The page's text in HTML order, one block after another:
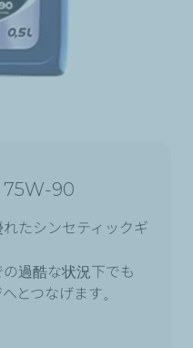
75W-90
たシンセティックギ
過酷な状況下でも
とつなげます。